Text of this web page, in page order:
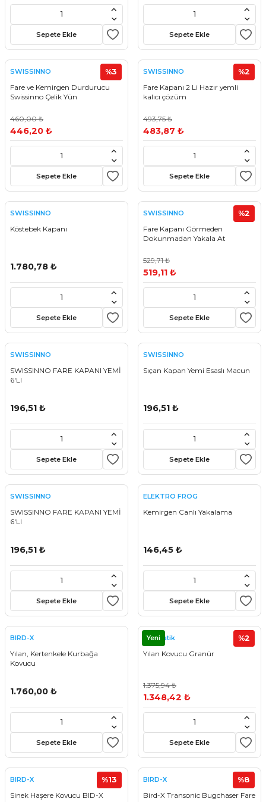
Sepete Ekle Sepete Ekle
SWISSINNO
Fare ve Kemirgen Durdurucu
Swissinno Çelik Yün
%3
460,00 ₺
446,20 ₺
Sepete Ekle
SWISSINNO
Fare Kapanı 2 Li Hazır yemli
kalıcı çözüm
%2
493,75 ₺
483,87 ₺
Sepete Ekle
SWISSINNO
Köstebek Kapanı
1.780,78 ₺
Sepete Ekle
SWISSINNO
Fare Kapanı Görmeden
Dokunmadan Yakala At
%2
529,71 ₺
519,11 ₺
Sepete Ekle
SWISSINNO
SWISSINNO FARE KAPANI YEMİ
6'LI
196,51 ₺
Sepete Ekle
SWISSINNO
Sıçan Kapan Yemi Esaslı Macun
196,51 ₺
Sepete Ekle
SWISSINNO
SWISSINNO FARE KAPANI YEMİ
6'LI
196,51 ₺
Sepete Ekle
ELEKTRO FROG
Kemirgen Canlı Yakalama
146,45 ₺
Sepete Ekle
BIRD-X
Yılan, Kertenkele Kurbağa
Kovucu
1.760,00 ₺
Sepete Ekle
Yeni
Kovmatik
Yılan Kovucu Granür
%2
1.375,94 ₺
1.348,42 ₺
Sepete Ekle
BIRD-X
Sinek Haşere Kovucu BID-X
%13 BIRD-X
Bird-X Transonic Bugchaser Fare
%8